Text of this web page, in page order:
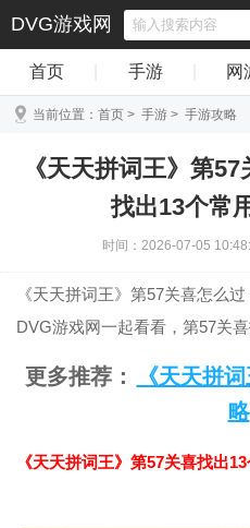
DVG游戏网
首页 手游 网
当前位置： 首页 > 手游 > 手游攻略
《天天拼词王》第
找出13个常
时间：2026-07-05
《天天拼词王》第57关喜怎么
DVG游戏网一起看看，第57关
更多推荐：
《天天拼
略
《天天拼词王》第57关喜找出